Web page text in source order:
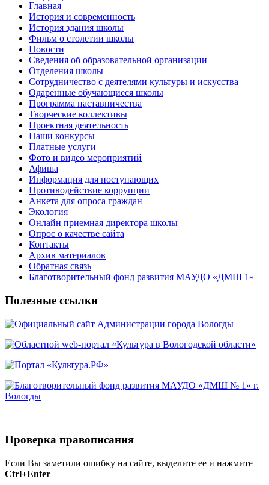
Главная
История и современность
История здания школы
Фильм о столетии школы
Новости
Сведения об образовательной организации
Отделения школы
Сотрудничество с деятелями культуры и искусства
Одаренные обучающиеся школы
Программа наставничества
Творческие коллективы
Проектная деятельность
Наши конкурсы
Платные услуги
Фото и видео мероприятий
Афиша
Информация для поступающих
Противодействие коррупции
Анкета для опроса граждан
Экология
Онлайн приемная директора школы
Опрос о качестве сайта
Контакты
Архив материалов
Обратная связь
Благотворительный фонд развития МАУДО «ДМШ 1»
Полезные ссылки
Проверка правописания
Если Вы заметили ошибку на сайте, выделите ее и нажмите
Ctrl+Enter